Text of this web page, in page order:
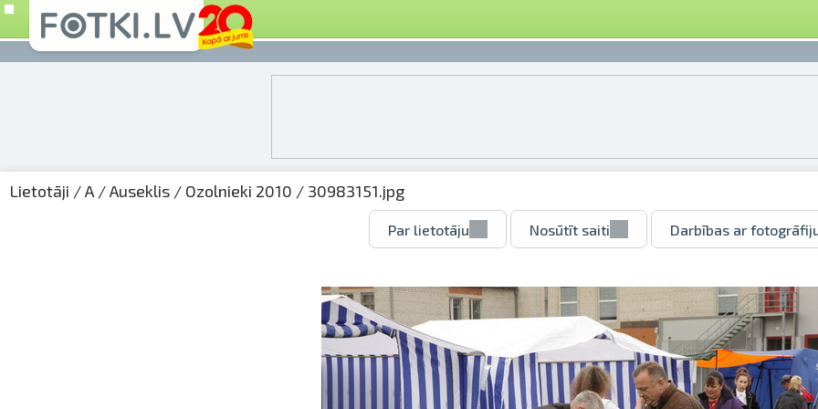
Lietotāji /A /Auseklis / Ozolnieki 2010 / 30983151.jpg
Par lietotāju Nosūtīt saiti Darbības ar